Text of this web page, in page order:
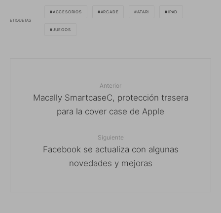
ETIQUETAS
ACCESORIOS ARCADE ATARI IPAD
JUEGOS
Anterior
Macally SmartcaseC, protección trasera
para la cover case de Apple
Siguiente
Facebook se actualiza con algunas
novedades y mejoras